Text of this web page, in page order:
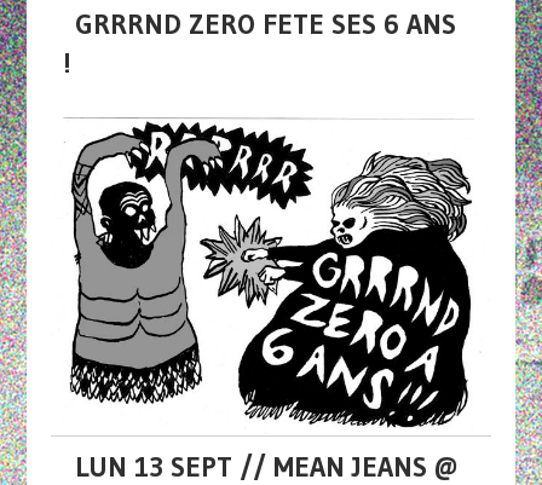
GRRRND ZERO FETE SES 6 ANS
!
LUN 13 SEPT // MEAN JEANS @